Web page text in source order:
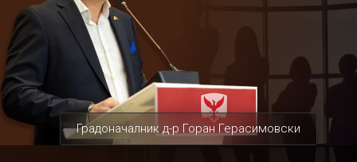
Градоначалник д-р Горан Герасимовски